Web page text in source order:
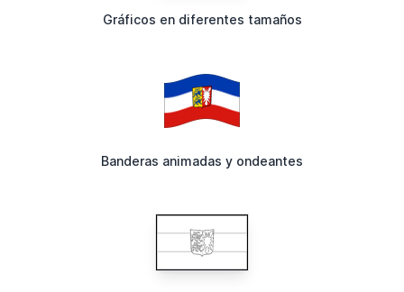
Gráficos en diferentes tamaños
Banderas animadas y ondeantes